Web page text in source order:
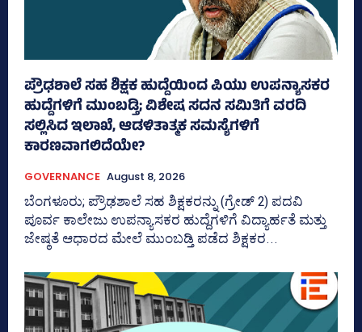
ಪ್ರೌಢಶಾಲೆ ಸಹ ಶಿಕ್ಷಕ ಹುದ್ದೆಯಿಂದ ಪಿಯು ಉಪನ್ಯಾಸಕರ
ಹುದ್ದೆಗಳಿಗೆ ಮುಂಬಡ್ತಿ; ವಿಶೇಷ ಸದನ ಸಮಿತಿಗೆ ವರದಿ
ಸಲ್ಲಿಸಿದ ಇಲಾಖೆ, ಆಡಳಿತಾತ್ಮಕ ಸಮಸ್ಯೆಗಳಿಗೆ
ಕಾರಣವಾಗಲಿದೆಯೇ?
GOVERNANCE August 8, 2026
ಬೆಂಗಳೂರು; ಪ್ರೌಢಶಾಲೆ ಸಹ ಶಿಕ್ಷಕರನ್ನು (ಗ್ರೇಡ್‌ 2) ಪದವಿ
ಪೂರ್ವ ಕಾಲೇಜು ಉಪನ್ಯಾಸಕರ ಹುದ್ದೆಗಳಿಗೆ ವಿದ್ಯಾರ್ಹತೆ ಮತ್ತು
ಜೇ‍ಷ್ಠತೆ ಆಧಾರದ ಮೇಲೆ ಮುಂಬಡ್ತಿ ಪಡೆದ ಶಿಕ್ಷಕರ...